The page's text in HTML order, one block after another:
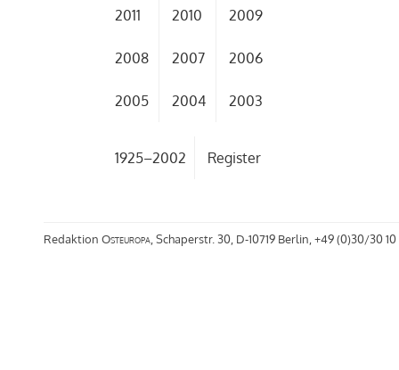
2011 2010 2009
2008 2007 2006
2005 2004 2003
1925–2002 Register
Redaktion Osteuropa, Schaperstr. 30, D-10719 Berlin, +49 (0)30/30